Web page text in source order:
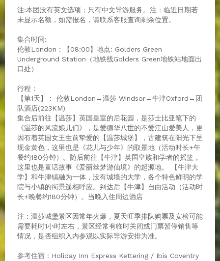
注:本团没有英文选项；只有中文导游服务。注：临近日期若
未显示名额，如需报名，请联系客服查询剩余位置。
集合时间:
伦敦London：【08​​:00】地点: Golders Green
Underground Station（地铁线Golders Green地铁站地面出
口处）
行程：
【第1天】： 伦敦London→温莎 Windsor→牛津Oxford→团
队酒店(223KM)
集合后前往【温莎】英国皇室的后花园，是莎士比亚笔下的
《温莎的风流娘儿们》，是爱德华八世的不爱江山爱美人，更
因有着英国女王生前挚爱的【温莎城堡】，古建筑在阳光下呈
现金黄色，这里也是《花儿与少年》的取景地（活动时长+午
餐约180分钟）。随后前往【牛津】英国皇族和学者的摇篮，
这里也是童话故事《爱丽丝梦游仙境》的起源地。 【牛津大
学】和牛津镇融为一体，没有城墙的大学，各个特色鲜明的学
院与小镇的街景遥相呼应。到达后【牛津】自由活动（活动时
长+晚餐约180分钟）。当晚入住周边酒店
注：温莎城堡景区因常年火爆，夏天旺季排队购票及安检可能
需要耗时1小时左右，景区经常有临时关闭或门票暂停销售等
情况，是否组织入内参观以实际导游安排为准。
参考住宿：Holiday Inn Express Kettering / Ibis Coventry